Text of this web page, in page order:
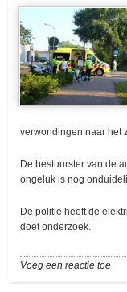
verwondingen naar het
De bestuurster van de
ongeluk is nog
De politie heeft de
doet onderzoek.
Voeg een reactie toe